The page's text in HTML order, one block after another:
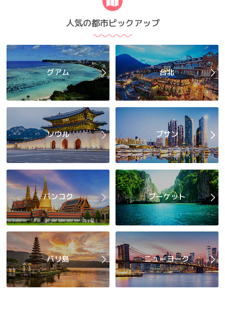
人気の都市ピックアップ
グアム 台北
ソウル プサン
バンコク プーケット
バリ島 ニューヨーク